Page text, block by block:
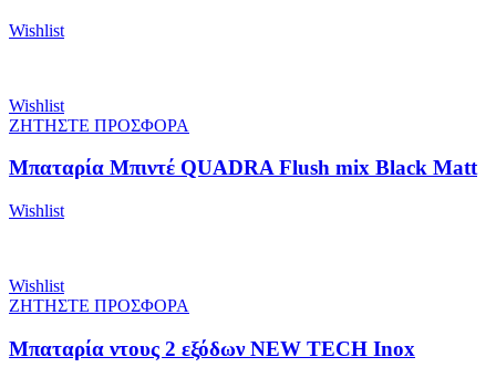
Wishlist
Wishlist
ΖΗΤΗΣΤΕ ΠΡΟΣΦΟΡΑ
Μπαταρία Μπιντέ QUADRA Flush mix Black Matt
Wishlist
Wishlist
ΖΗΤΗΣΤΕ ΠΡΟΣΦΟΡΑ
Μπαταρία ντους 2 εξόδων NEW TECH Inox